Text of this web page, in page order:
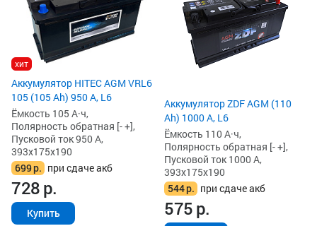
хит
Аккумулятор HITEC AGM VRL6
105 (105 Ah) 950 А, L6
Ёмкость 105 А·ч,
Полярность обратная [- +],
Пусковой ток 950 А,
393x175x190
699р. при сдаче акб
728р.
Купить
Аккумулятор ZDF AGM (110
Ah) 1000 А, L6
Ёмкость 110 А·ч,
Полярность обратная [- +],
Пусковой ток 1000 А,
393x175x190
544р. при сдаче акб
575р.